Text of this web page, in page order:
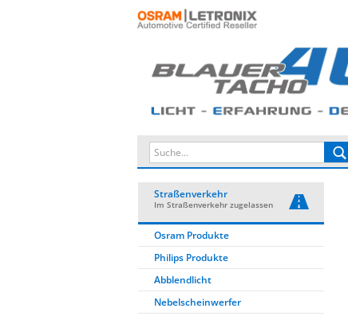
Straßenverkehr
Im Straßenverkehr zugelassen
Osram Produkte
Philips Produkte
Abblendlicht
Nebelscheinwerfer